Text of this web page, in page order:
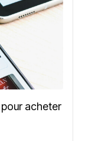
acheter